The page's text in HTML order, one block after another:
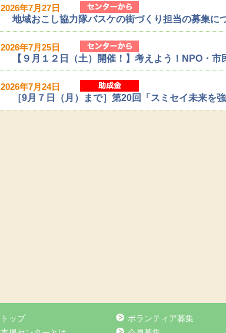
2026年7月27日
地域おこし協力隊バスケの街づくり担当の募集に
2026年7月25日
【９月１２日（土）開催！】考えよう！NPO・
2026年7月24日
［9月７日（月）まで］第20回「スミセイ未来を
トップ
ボランティア募集